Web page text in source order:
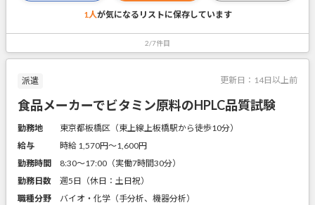
1人が気になるリストに保存しています
2/7件目
派遣 更新日： 14日以上前
食品メーカーでビタミン原料のHPLC品質試験
勤務地
東京都板橋区（東上線上板橋駅から徒歩10分）
給与
時給 1,570円〜1,600円
勤務時間
8:30～17:00（実働7時間30分）
勤務日数
週5日（休日：土日祝）
職種分野
バイオ・化学（手分析、機器分析）